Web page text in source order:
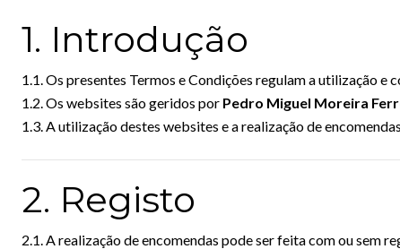
1. Introdução
1.1. Os presentes Termos e Condições regulam a utilização
1.2. Os websites são geridos por Pedro Miguel Moreira
1.3. A utilização destes websites e a realização de
2. Registo
2.1. A realização de encomendas pode ser feita com ou sem